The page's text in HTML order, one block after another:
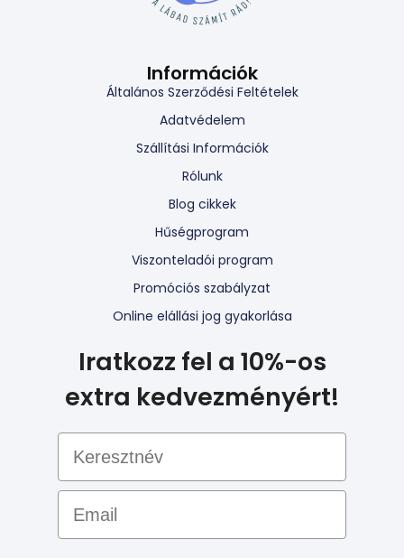
Információk
Általános Szerződési Feltételek
Adatvédelem
Szállítási Információk
Rólunk
Blog cikkek
Hűségprogram
Viszonteladói program
Promóciós szabályzat
Online elállási jog gyakorlása
Iratkozz fel a 10%-os
extra kedvezményért!
Email